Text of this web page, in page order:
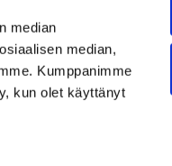
median
median,
Kumppanimme
kun olet käyttänyt